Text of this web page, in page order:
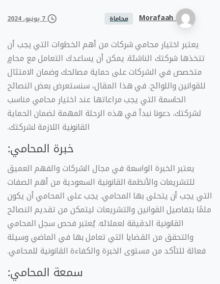
Morafaah محاماة 7 يونيو، 2024
يعتبر اختيار محامي شركات من أهم الخطوات التي يجب أن
تتخذها شركتك الناشئة. يمكن أن يساعدك التعامل مع محامٍ
متخصص في الشركات على حماية مصالحك وضمان الامتثال
للقوانين واللوائح. في هذا المقال، سنستعرض بعض النصائح
الحاسمة التي يجب مراعاتها عند اختيار محامي مناسب
لشركتك. دعونا نبدأ في هذه الرحلة المهمة لضمان الحماية
القانونية اللازمة لشركتك.
خبرة المحامي:
يعتبر الخبرة الواسعة في مجال الشركات والفهم العميق
للتشريعات والأنظمة القانونية السعودية من أهم الصفات
التي يجب أن يتحلى بها المحامي. يجب على المحامي أن يكون
ملمًا بتفاصيل القوانين والتشريعات ليتمكن من تقديم النصائح
القانونية الدقيقة لعملائه. يُعتبر فحص سجل المحامي
والتحقق من القضايا التي تعامل بها في الماضي وسيلة
فعالة للتأكد من مستوى الخبرة والكفاءة القانونية للمحامي.
سمعة المحامي: